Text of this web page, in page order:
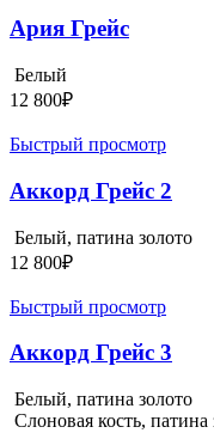
Ария Грейс
Белый
12 800₽
Быстрый просмотр
Аккорд Грейс 2
Белый, патина золото
12 800₽
Быстрый просмотр
Аккорд Грейс 3
Белый, патина золото
Слоновая кость, патина